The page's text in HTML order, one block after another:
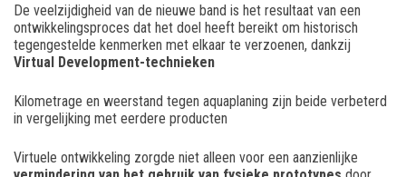
De veelzijdigheid van de nieuwe band is het resultaat van een
ontwikkelingsproces dat het doel heeft bereikt om historisch
tegengestelde kenmerken met elkaar te verzoenen, dankzij
Virtual Development-technieken
Kilometrage en weerstand tegen aquaplaning zijn beide verbeterd
in vergelijking met eerdere producten
Virtuele ontwikkeling zorgde niet alleen voor een aanzienlijke